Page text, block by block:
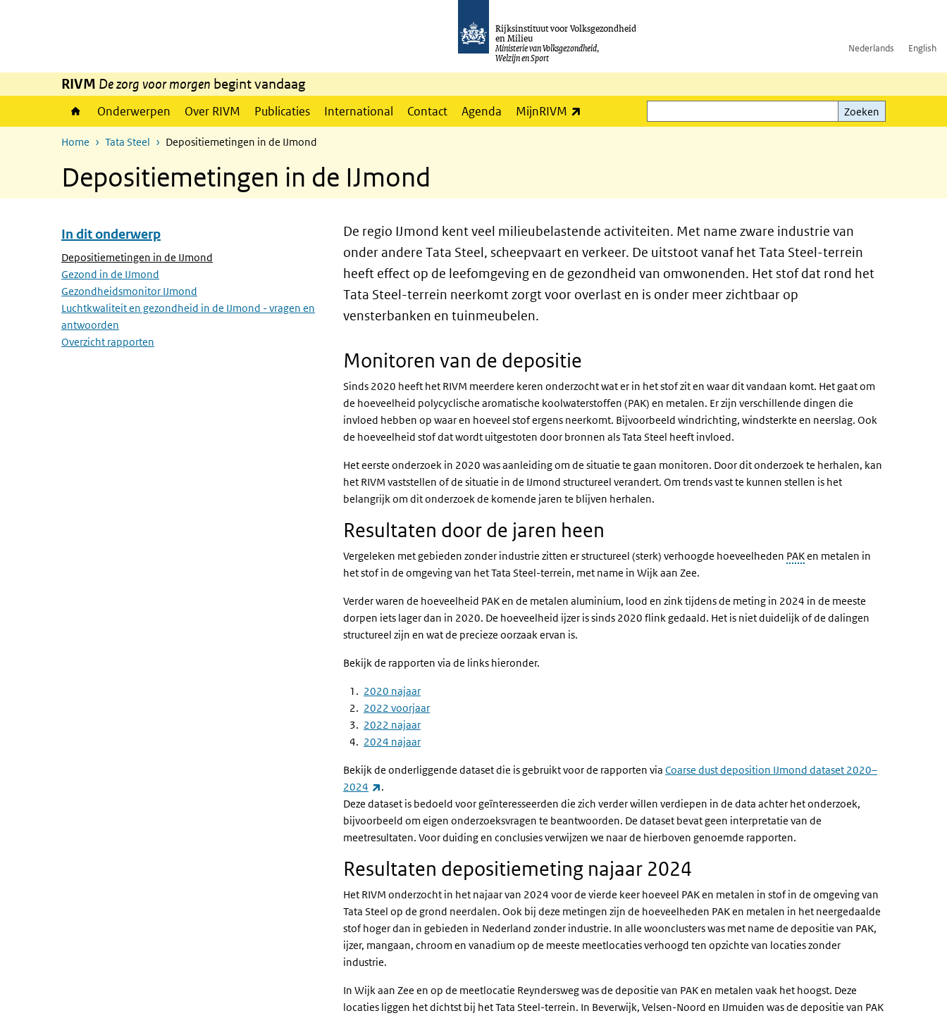
Rijksinstituut voor Volksgezondheid
en Milieu
Ministerie van Volksgezondheid,
Welzijn en Sport
Nederlands English
RIVM De zorg voor morgen begint vandaag
Onderwerpen Over RIVM Publicaties International Contact Agenda MijnRIVM
Zoeken
Zoeken
Home Tata Steel Depositiemetingen in de IJmond
Depositiemetingen in de IJmond
Overslaan menu In dit onderwerp
In dit onderwerp
Depositiemetingen in de IJmond
Gezond in de IJmond
Gezondheidsmonitor IJmond
Luchtkwaliteit en gezondheid in de IJmond - vragen en
antwoorden
Overzicht rapporten
De regio IJmond kent veel milieubelastende activiteiten. Met name zware industrie van
onder andere Tata Steel, scheepvaart en verkeer. De uitstoot vanaf het Tata Steel-terrein
heeft effect op de leefomgeving en de gezondheid van omwonenden. Het stof dat rond het
Tata Steel-terrein neerkomt zorgt voor overlast en is onder meer zichtbaar op
vensterbanken en tuinmeubelen.
Monitoren van de depositie
Sinds 2020 heeft het RIVM meerdere keren onderzocht wat er in het stof zit en waar dit vandaan komt. Het gaat om
de hoeveelheid polycyclische aromatische koolwaterstoffen (PAK) en metalen. Er zijn verschillende dingen die
invloed hebben op waar en hoeveel stof ergens neerkomt. Bijvoorbeeld windrichting, windsterkte en neerslag. Ook
de hoeveelheid stof dat wordt uitgestoten door bronnen als Tata Steel heeft invloed.
Het eerste onderzoek in 2020 was aanleiding om de situatie te gaan monitoren. Door dit onderzoek te herhalen, kan
het RIVM vaststellen of de situatie in de IJmond structureel verandert. Om trends vast te kunnen stellen is het
belangrijk om dit onderzoek de komende jaren te blijven herhalen.
Resultaten door de jaren heen
Vergeleken met gebieden zonder industrie zitten er structureel (sterk) verhoogde hoeveelheden PAKen metalen in
het stof in de omgeving van het Tata Steel-terrein, met name in Wijk aan Zee.
Verder waren de hoeveelheid PAK en de metalen aluminium, lood en zink tijdens de meting in 2024 in de meeste
dorpen iets lager dan in 2020. De hoeveelheid ijzer is sinds 2020 flink gedaald. Het is niet duidelijk of de dalingen
structureel zijn en wat de precieze oorzaak ervan is.
Bekijk de rapporten via de links hieronder.
2020 najaar
2022 voorjaar
2022 najaar
2024 najaar
Bekijk de onderliggende dataset die is gebruikt voor de rapporten via Coarse dust deposition IJmond dataset 2020–
2024
(externe link)
.
Deze dataset is bedoeld voor geïnteresseerden die zich verder willen verdiepen in de data achter het onderzoek,
bijvoorbeeld om eigen onderzoeksvragen te beantwoorden. De dataset bevat geen interpretatie van de
meetresultaten. Voor duiding en conclusies verwijzen we naar de hierboven genoemde rapporten.
Resultaten depositiemeting najaar 2024
Het RIVM onderzocht in het najaar van 2024 voor de vierde keer hoeveel PAK en metalen in stof in de omgeving van
Tata Steel op de grond neerdalen. Ook bij deze metingen zijn de hoeveelheden PAK en metalen in het neergedaalde
stof hoger dan in gebieden in Nederland zonder industrie. In alle woonclusters was met name de depositie van PAK,
ijzer, mangaan, chroom en vanadium op de meeste meetlocaties verhoogd ten opzichte van locaties zonder
industrie.
In Wijk aan Zee en op de meetlocatie Reyndersweg was de depositie van PAK en metalen vaak het hoogst. Deze
locaties liggen het dichtst bij het Tata Steel-terrein. In Beverwijk, Velsen-Noord en IJmuiden was de depositie van PAK